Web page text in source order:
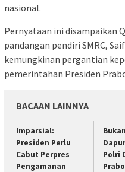
nasional.
Pernyataan ini disampaikan
pandangan pendiri SMRC,
kemungkinan pergantian
pemerintahan Presiden
BACAAN LAINNYA
Imparsial:
Presiden Perlu
Cabut Perpres
Pengamanan
Polri